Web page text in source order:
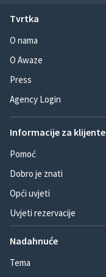
Tvrtka
O nama
O Awaze
Press
Agency Login
Informacije za klijente
Pomoć
Dobro je znati
Opći uvjeti
Uvjeti rezervacije
Nadahnuće
Tema